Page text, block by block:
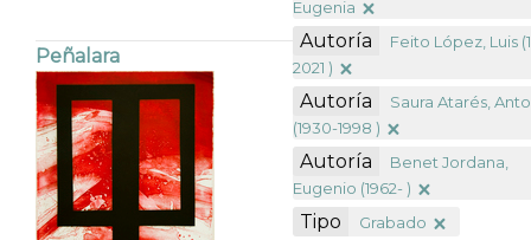
Peñalara
Eugenia
Autoría
Feito López, Luis
2021 )
Autoría
Saura Atarés,
(1930-1998 )
Autoría
Benet Jordana,
Eugenio (1962- )
Tipo Grabado